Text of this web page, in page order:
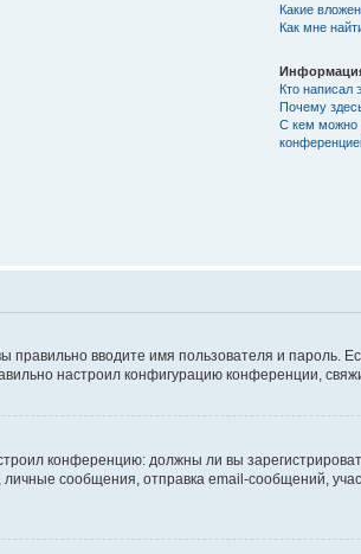
Какие
Как мне
Кто написал
Почему
С кем можно
правильно вводите имя пользователя и
настроил конфигурацию конференции,
конференцию: должны ли вы
сообщения, отправка email-сообщений,